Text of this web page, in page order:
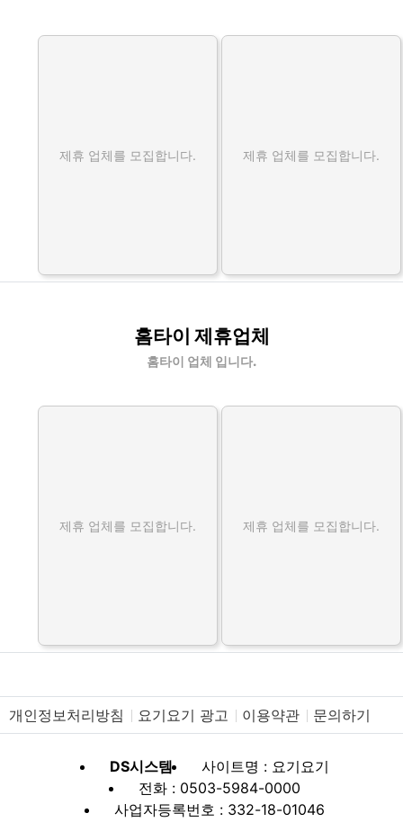
제휴 업체를 모집합니다. 제휴 업체를 모집합니다.
홈타이 제휴업체
홈타이 업체 입니다.
제휴 업체를 모집합니다. 제휴 업체를 모집합니다.
개인정보처리방침 요기요기 광고 이용약관 문의하기
DS시스템
사이트명 : 요기요기
전화 : 0503-5984-0000
사업자등록번호 : 332-18-01046